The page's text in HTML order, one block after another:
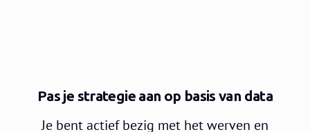
Pas je strategie aan op basis van data
Je bent actief bezig met het werven en